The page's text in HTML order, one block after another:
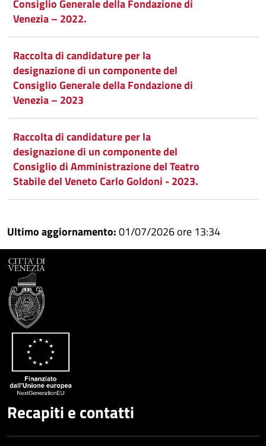
Consiglio Generale della Fondazione di
Venezia – 2022.
Raccolta di candidature per la
designazione di un componente del
Consiglio Generale della Fondazione di
Venezia – 2023
Raccolta di candidature per la
designazione di un componente del
Consiglio di Amministrazione del Teatro
Stabile del Veneto Carlo Goldoni - 2023.
Ultimo aggiornamento:01/07/2026 ore 13:34
Recapiti e contatti